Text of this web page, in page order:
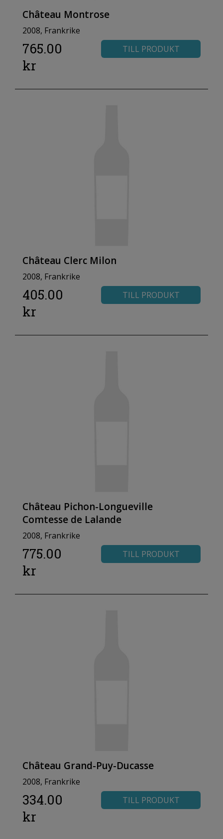
Château Montrose
2008, Frankrike
765.00
kr
TILL PRODUKT
Château Clerc Milon
2008, Frankrike
405.00
kr
TILL PRODUKT
Château Pichon-Longueville
Comtesse de Lalande
2008, Frankrike
775.00
kr
TILL PRODUKT
Château Grand-Puy-Ducasse
2008, Frankrike
334.00
kr
TILL PRODUKT